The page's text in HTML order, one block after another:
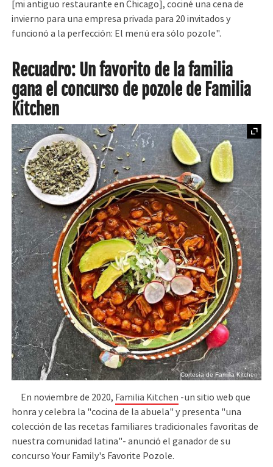
[mi antiguo restaurante en Chicago], cociné una cena de
invierno para una empresa privada para 20 invitados y
funcionó a la perfección: El menú era sólo pozole".
Recuadro: Un favorito de la familia
gana el concurso de pozole de Familia
Kitchen
Cortesía de Familia Kitchen
En noviembre de 2020, Familia Kitchen -un sitio web que
honra y celebra la "cocina de la abuela" y presenta "una
colección de las recetas familiares tradicionales favoritas de
nuestra comunidad latina"- anunció el ganador de su
concurso Your Family's Favorite Pozole.